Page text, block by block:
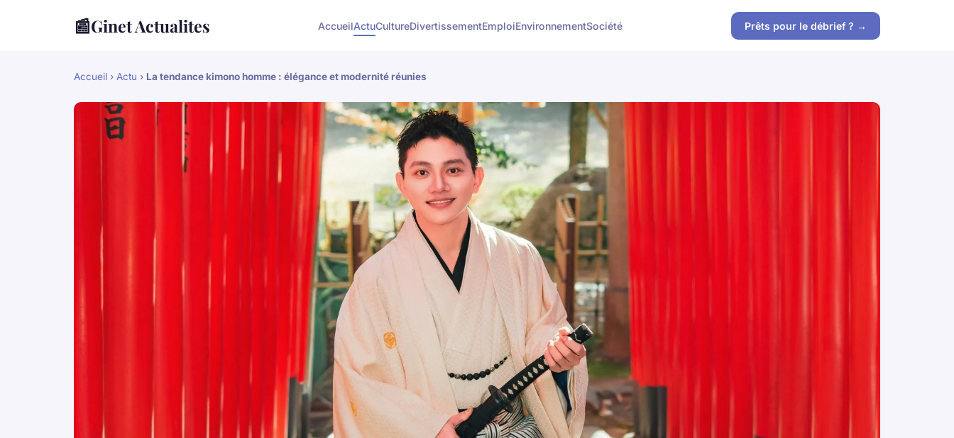
📰Ginet Actualites AccueilActuCultureDivertissementEmploiEnvironnementSociété Prêts pour le débrief ? →
Accueil › Actu › La tendance kimono homme : élégance et modernité réunies